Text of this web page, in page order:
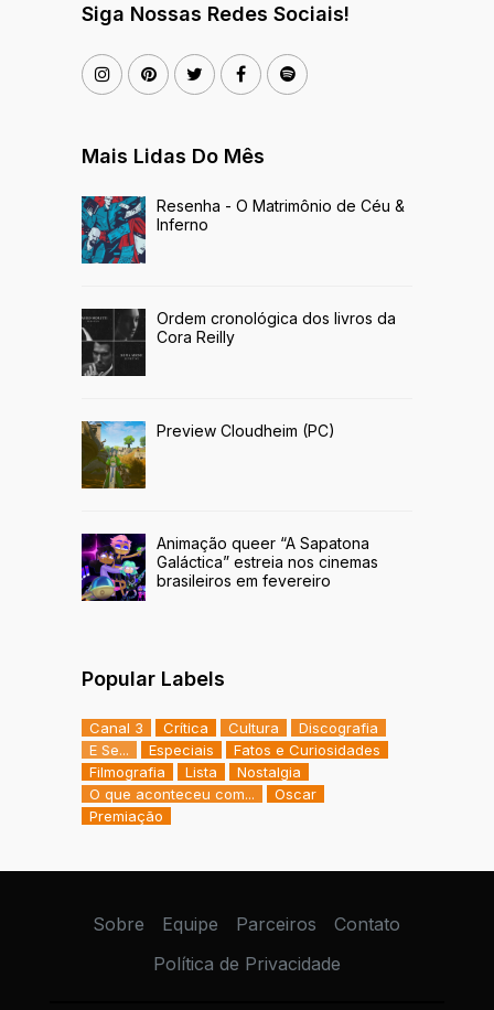
Siga Nossas Redes Sociais!
Mais Lidas Do Mês
Resenha - O Matrimônio de Céu &
Inferno
Ordem cronológica dos livros da
Cora Reilly
Preview Cloudheim (PC)
Animação queer “A Sapatona
Galáctica” estreia nos cinemas
brasileiros em fevereiro
Popular Labels
Canal 3 Crítica Cultura
Discografia
E Se...
Especiais
Fatos e Curiosidades
Filmografia
Lista
Nostalgia
O que aconteceu com...
Oscar
Premiação
Sobre Equipe Parceiros
Contato
Política de Privacidade